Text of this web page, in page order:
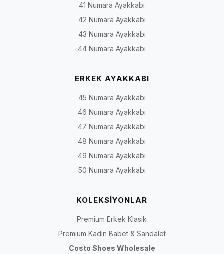
41 Numara Ayakkabı
42 Numara Ayakkabı
43 Numara Ayakkabı
44 Numara Ayakkabı
ERKEK AYAKKABI
45 Numara Ayakkabı
46 Numara Ayakkabı
47 Numara Ayakkabı
48 Numara Ayakkabı
49 Numara Ayakkabı
50 Numara Ayakkabı
KOLEKSİYONLAR
Premium Erkek Klasik
Premium Kadın Babet & Sandalet
Costo Shoes Wholesale